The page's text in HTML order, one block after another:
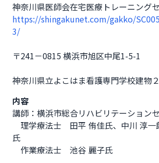
神奈川県医師会在宅医療トレーニング
https://shingakunet.com/gakko/
3/
〒241－0815 横浜市旭区中尾1-5-1
神奈川県立よこはま看護専門学校
内容
講師：横浜市総合リハビリテーション
理学療法士　田平 侑佳氏、中川 淳一
氏
作業療法士　池谷 麗子氏